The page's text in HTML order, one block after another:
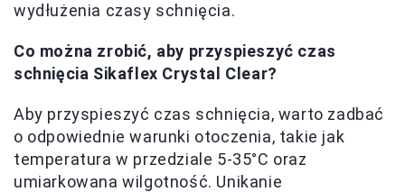
wydłużenia czasy schnięcia.
Co można zrobić, aby przyspieszyć czas
schnięcia Sikaflex Crystal Clear?
Aby przyspieszyć czas schnięcia, warto zadbać
o odpowiednie warunki otoczenia, takie jak
temperatura w przedziale 5-35°C oraz
umiarkowana wilgotność. Unikanie